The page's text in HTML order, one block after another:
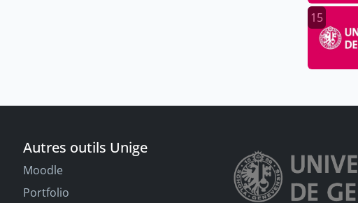
15
Autres outils Unige
Moodle
Portfolio